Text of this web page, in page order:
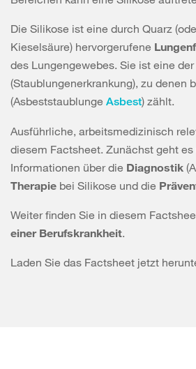
Die Silikose ist eine durch Quarz
Kieselsäure) hervorgerufene
des Lungengewebes. Sie ist eine
(Staublungenerkrankung), zu denen
(Asbeststaublunge Asbest) zählt.
Ausführliche, arbeitsmedizinisch
diesem Factsheet. Zunächst geht es
Informationen über die Diagnostik
Therapie bei Silikose und die
Weiter finden Sie in diesem
einer Berufskrankheit.
Laden Sie das Factsheet jetzt